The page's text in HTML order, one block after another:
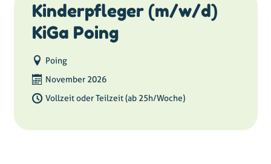
Kinderpfleger (m/w/d)
KiGa Poing
Poing
November 2026
Vollzeit oder Teilzeit (ab 25h/Woche)